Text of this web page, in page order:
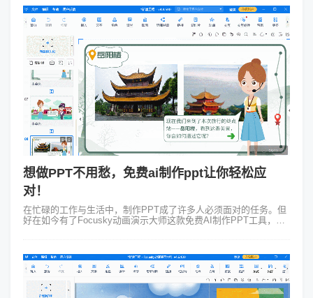
想做PPT不用愁，免费ai制作ppt让你轻松应
对！
在忙碌的工作与生活中，制作PPT成了许多人必须面对的任务。但
好在如今有了Focusky动画演示大师这款免费AI制作PPT工具，它